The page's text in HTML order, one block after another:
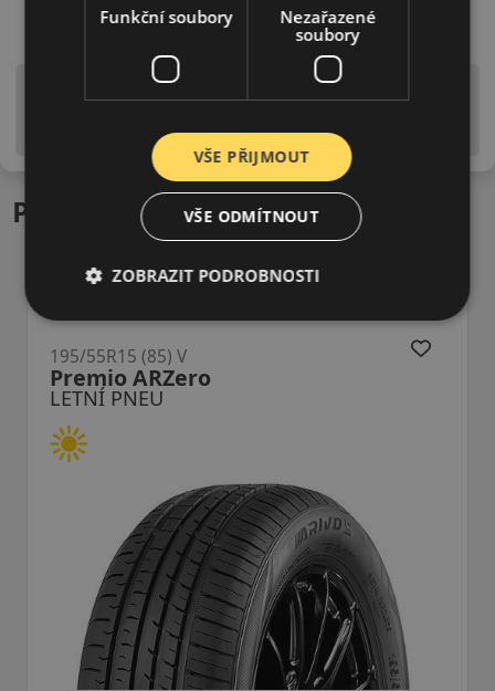
Upozornění! Hodnoty na štítku jsou pouze
is EU štítky ve smyslu dosud platné (předchozí) legislativy.
Podobné produkty
Funkční soubory
Nezařazené
soubory
VŠE PŘIJMOUT
VŠE ODMÍTNOUT
ZOBRAZIT PODROBNOSTI